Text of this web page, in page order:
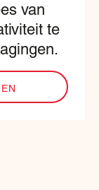
van
te